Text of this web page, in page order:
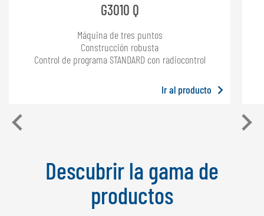
G3010 Q
Máquina de tres puntos
Construcción robusta
Control de programa STANDARD con radiocontrol
Ir al producto
Descubrir la gama de
productos